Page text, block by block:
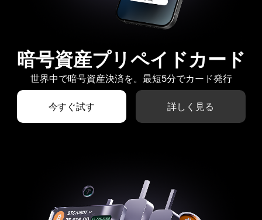
暗号資産プリペイドカード
世界中で暗号資産決済を。最短5分でカード発行
今すぐ試す 詳しく見る